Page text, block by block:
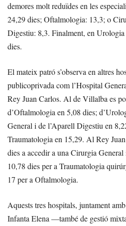
demores molt reduïdes en les
24,29 dies; Oftalmologia: 13,3; o
Digestiu: 8,3. Finalment, en Urologia
dies.
El mateix patró s’observa en altres
publicoprivada com l’Hospital
Rey Juan Carlos. Al de Villalba es
d’Oftalmologia en 5,08 dies;
General i de l’Aparell Digestiu en
Traumatologia en 15,29. Al Rey
dies a accedir a una Cirurgia
10,78 dies per a Traumatologia
17 per a Oftalmologia.
Aquests tres hospitals, juntament
Infanta Elena —també de gestió